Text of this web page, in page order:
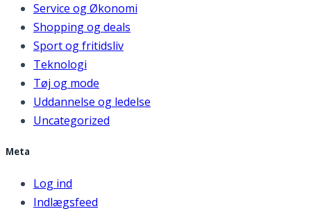
Service og Økonomi
Shopping og deals
Sport og fritidsliv
Teknologi
Tøj og mode
Uddannelse og ledelse
Uncategorized
Meta
Log ind
Indlægsfeed